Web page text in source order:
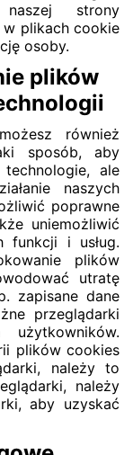
strony
w plikach cookie
osoby.
plików
również
sposób, aby
ale
naszych
poprawne
uniemożliwić
funkcji i usług.
plików
utratę
zapisane dane
przeglądarki
plików cookies
należy to
należy
aby uzyskać